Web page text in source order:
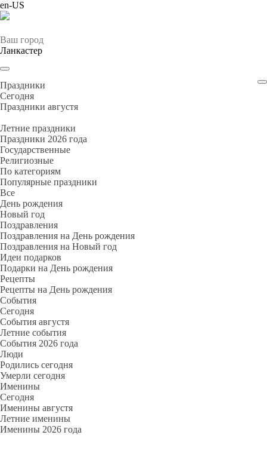
en-US
Ваш город
Ланкастер
Праздники
Cегодня
Праздники августя
Летние праздники
Праздники 2026 года
Государственные
Религиозные
По категориям
Популярные праздники
Все
День рождения
Новый год
Поздравления
Поздравления на День рождения
Поздравления на Новый год
Идеи подарков
Подарки на День рождения
Рецепты
Рецепты на День рождения
События
Cегодня
События августя
Летние события
События 2026 года
Люди
Родились сегодня
Умерли сегодня
Именины
Cегодня
Именины августя
Летние именины
Именины 2026 года